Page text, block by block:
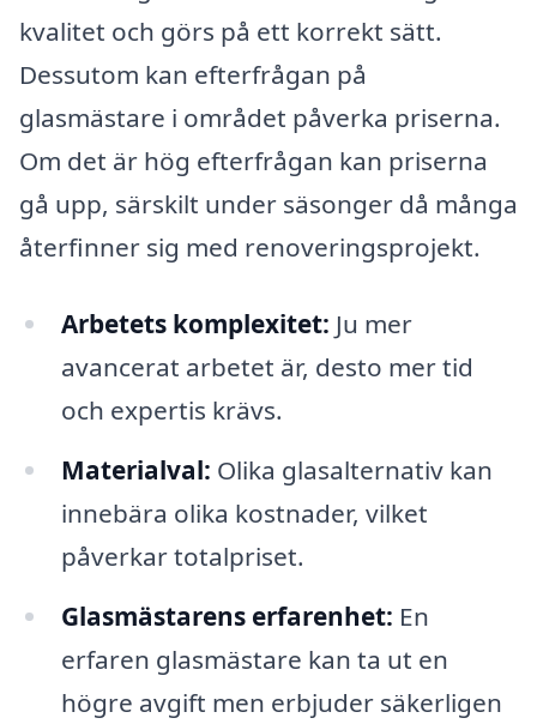
kvalitet och görs på ett korrekt sätt.
Dessutom kan efterfrågan på
glasmästare i området påverka priserna.
Om det är hög efterfrågan kan priserna
gå upp, särskilt under säsonger då många
återfinner sig med renoveringsprojekt.
Arbetets komplexitet: Ju mer
avancerat arbetet är, desto mer tid
och expertis krävs.
Materialval: Olika glasalternativ kan
innebära olika kostnader, vilket
påverkar totalpriset.
Glasmästarens erfarenhet: En
erfaren glasmästare kan ta ut en
högre avgift men erbjuder säkerligen